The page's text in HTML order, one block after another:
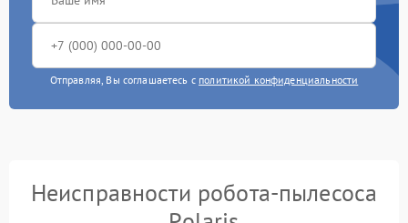
Отправляя, Вы соглашаетесь с политикой конфиденциальности
Неисправности робота-пылесоса